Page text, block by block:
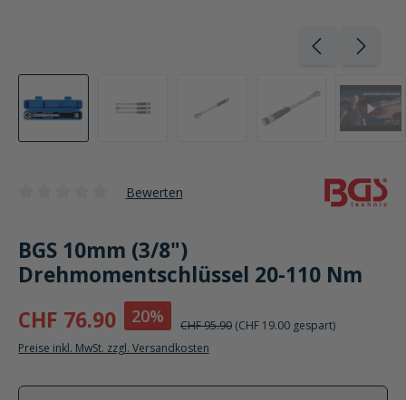
Bewerten
BGS 10mm (3/8")
Drehmomentschlüssel 20-110 Nm
CHF 76.90
20% CHF 95.90 (CHF 19.00 gespart)
Preise inkl. MwSt. zzgl. Versandkosten